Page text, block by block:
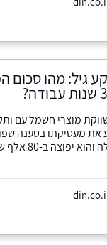
גיל: מהו סכום
מוצרי חשמל עם
את מעסיקתו בטענה
רקע גילו.